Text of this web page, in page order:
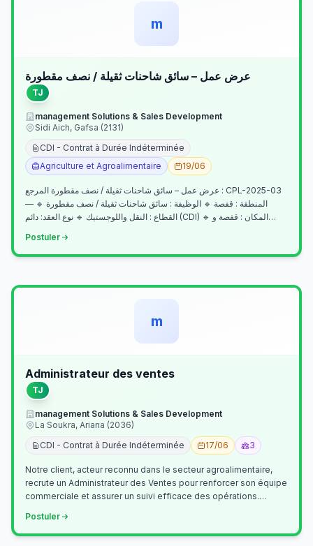
m
عرض عمل – سائق شاحنات ثقيلة / نصف مقطورة
TJ
management Solutions & Sales Development
Sidi Aich, Gafsa (2131)
CDI - Contrat à Durée Indéterminée
Agriculture et Agroalimentaire
19/06
عرض عمل – سائق شاحنات ثقيلة / نصف مقطورة المرجع : CPL-2025-03
— المنطقة : قفصة 🔹 الوظيفة : سائق شاحنات ثقيلة / نصف مقطورة 🔹
القطاع : النقل واللوجستيك 🔹 نوع العقد: دائم (CDI) 🔹 المكان : قفصة و…
Postuler
m
Administrateur des ventes
TJ
management Solutions & Sales Development
La Soukra, Ariana (2036)
CDI - Contrat à Durée Indéterminée
17/06 3
Notre client, acteur reconnu dans le secteur agroalimentaire,
recrute un Administrateur des Ventes pour renforcer son équipe
commerciale et assurer un suivi efficace des opérations.
Postuler